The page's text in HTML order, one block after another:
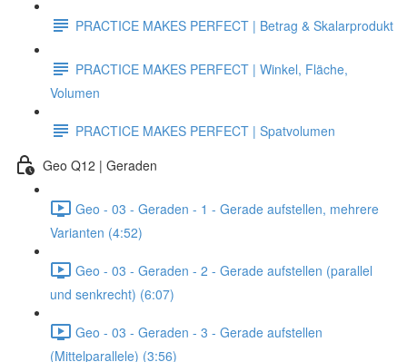
PRACTICE MAKES PERFECT | Betrag & Skalarprodukt
PRACTICE MAKES PERFECT | Winkel, Fläche,
Volumen
PRACTICE MAKES PERFECT | Spatvolumen
Geo Q12 | Geraden
Geo - 03 - Geraden - 1 - Gerade aufstellen, mehrere
Varianten (4:52)
Geo - 03 - Geraden - 2 - Gerade aufstellen (parallel
und senkrecht) (6:07)
Geo - 03 - Geraden - 3 - Gerade aufstellen
(Mittelparallele) (3:56)